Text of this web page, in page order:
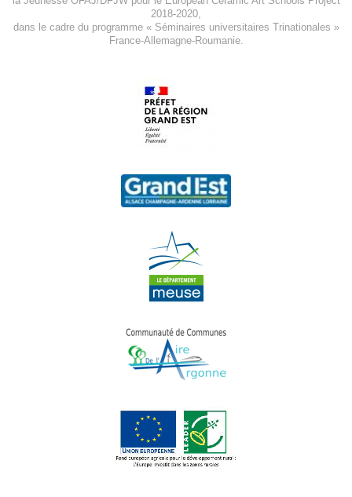
2018-2020
dans le cadre du programme « Séminaires universitaires Trinationales »
France-Allemagne-Roumanie.